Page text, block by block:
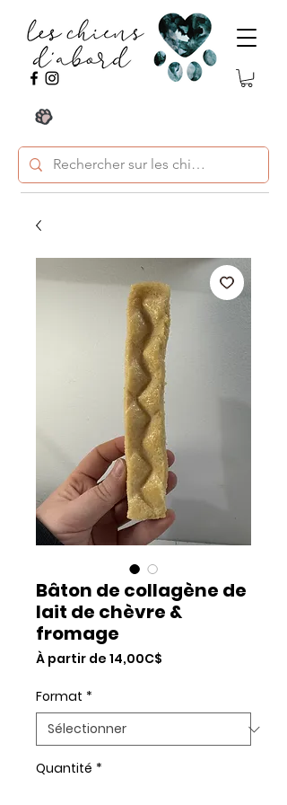
Bâton de collagène de
lait de chèvre &
fromage
À partir de 14,00C$
Format *
Quantité *